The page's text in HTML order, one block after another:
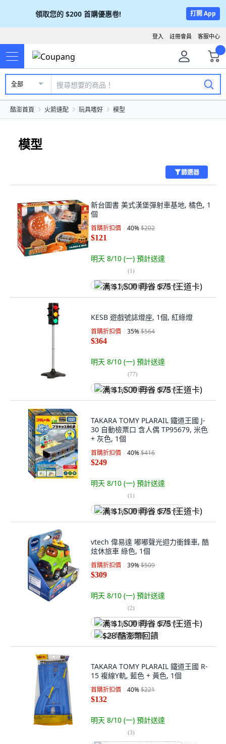
領取您的 $200 首購優惠卷! 打開 App
客服中心
註冊會員
登入
全部
酷澎首頁 火箭速配 玩具嗜好 模型
模型
篩選器
新台圖書 美式漢堡彈射車基地, 橘色, 1
個
首購折扣價 40%$202
$121
明天 8/10 (一) 預計送達
(1)
满 $1,500 再省 $75 (王道卡)
KESB 遊戲號誌燈座, 1個, 紅綠燈
首購折扣價 35%$564
$364
明天 8/10 (一) 預計送達
(77)
满 $1,500 再省 $75 (王道卡)
TAKARA TOMY PLARAIL 鐵道王國 J-
30 自動檢票口 含人偶 TP95679, 米色
+ 灰色, 1個
首購折扣價 40%$416
$249
明天 8/10 (一) 預計送達
(1)
满 $1,500 再省 $75 (王道卡)
vtech 偉易達 嘟嘟聲光迴力衝鋒車, 酷
炫休旅車 綠色, 1個
首購折扣價 39%$509
$309
明天 8/10 (一) 預計送達
(2)
满 $1,500 再省 $75 (王道卡)
$28 酷澎幣回饋
TAKARA TOMY PLARAIL 鐵道王國 R-
15 複線Y軌, 藍色 + 黃色, 1個
首購折扣價 40%$221
$132
明天 8/10 (一) 預計送達
(3)